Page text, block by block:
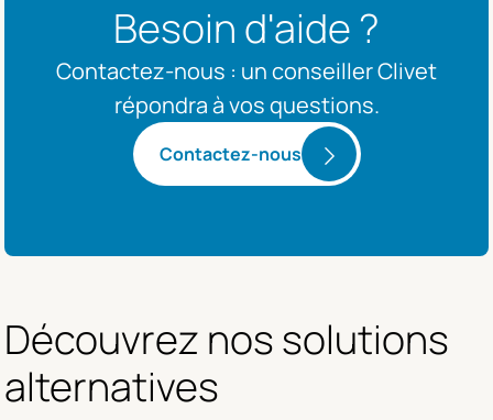
Besoin d'aide ?
Contactez-nous : un conseiller Clivet
répondra à vos questions.
Contactez-nous
Découvrez nos solutions
alternatives